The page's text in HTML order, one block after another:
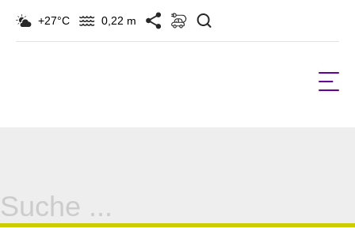
+27°C 0,22 m
Suche
für: